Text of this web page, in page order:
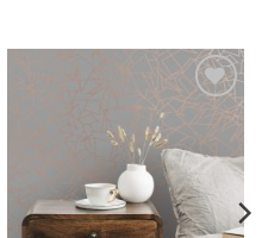
de
souhaits